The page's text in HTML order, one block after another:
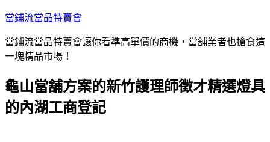
跳
主
容
當鋪流當品特賣會
當鋪流當品特賣會讓你看準高單價的商機，當舖業者也搶食這
一塊精品市場！
龜山當舖方案的新竹護理師徵才精選燈具
的內湖工商登記